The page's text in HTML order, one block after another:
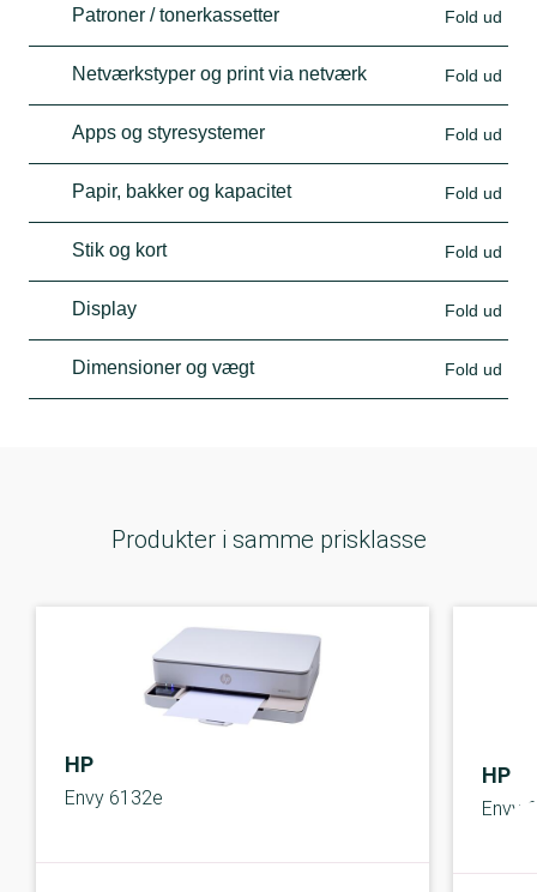
Patroner / tonerkassetter Fold ud
Netværkstyper og print via netværk Fold ud
Apps og styresystemer Fold ud
Papir, bakker og kapacitet Fold ud
Stik og kort Fold ud
Display Fold ud
Dimensioner og vægt Fold ud
Produkter i samme prisklasse
HP
Envy 6132e
HP
Envy